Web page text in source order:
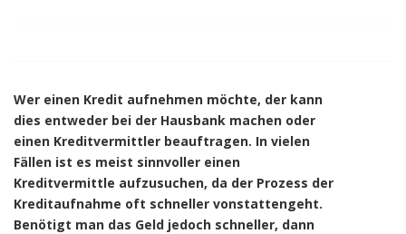
Wer einen Kredit aufnehmen möchte, der kann
dies entweder bei der Hausbank machen oder
einen Kreditvermittler beauftragen. In vielen
Fällen ist es meist sinnvoller einen
Kreditvermittle aufzusuchen, da der Prozess der
Kreditaufnahme oft schneller vonstattengeht.
Benötigt man das Geld jedoch schneller, dann